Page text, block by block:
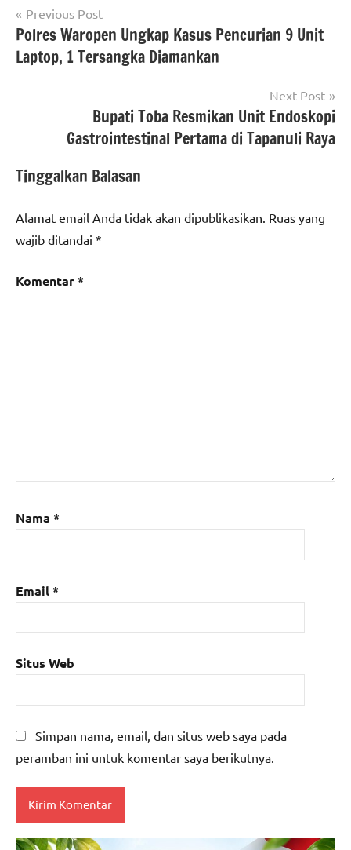
Navigasi
pos
Previous Post
Polres Waropen Ungkap Kasus Pencurian 9 Unit
Laptop, 1 Tersangka Diamankan
Next Post
Bupati Toba Resmikan Unit Endoskopi
Gastrointestinal Pertama di Tapanuli Raya
Tinggalkan Balasan
Alamat email Anda tidak akan dipublikasikan. Ruas yang
wajib ditandai *
Komentar*
Nama *
Email*
Situs Web
Simpan nama, email, dan situs web saya pada
peramban ini untuk komentar saya berikutnya.